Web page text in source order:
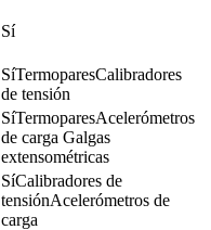
Sí
SíTermoparesCalibradores
de tensión
SíTermoparesAcelerómetros
de carga Galgas
extensométricas
SíCalibradores de
tensiónAcelerómetros de
carga